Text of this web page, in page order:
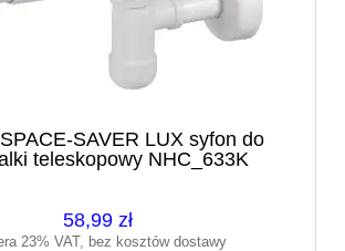
SAVER LUX syfon do
teleskopowy NHC_633K
58,99 zł
23% VAT, bez kosztów dostawy